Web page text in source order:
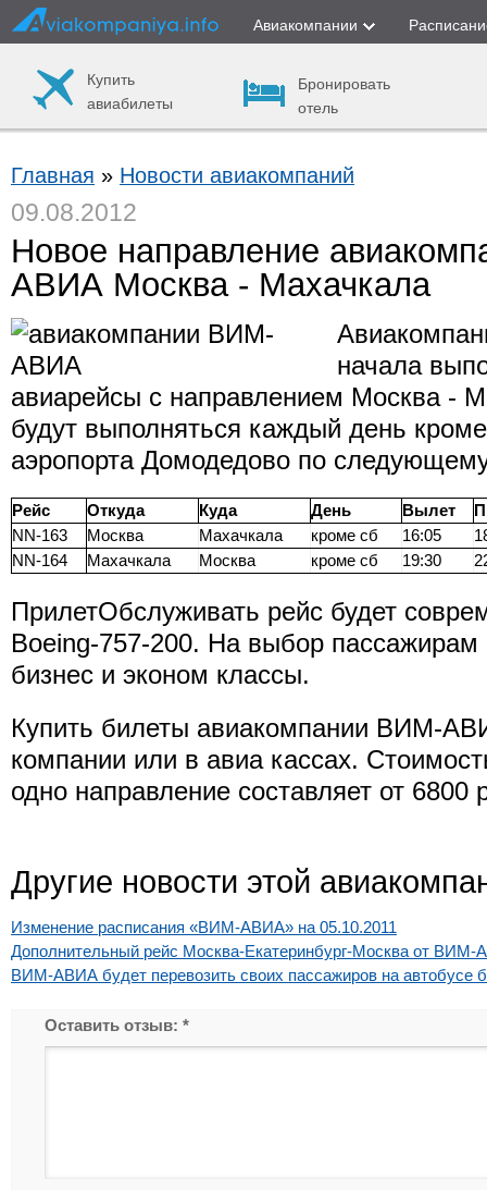
Авиакомпании
Купить
авиабилеты
Бронировать
отель
Главная » Новости авиакомпаний
09.08.2012
Новое направление
АВИА Москва - Махачкала
начала
авиарейсы с направлением Москва -
будут выполняться каждый день
аэропорта Домодедово по
Рейс Откуда Куда День Вылет
NN-163
Москва Махачкала кроме сб 16:05
NN-164
Махачкала Москва кроме сб 19:30
ПрилетОбслуживать рейс будет
Boeing-757-200. На выбор пассажирам
бизнес и эконом классы.
Купить билеты авиакомпании ВИМ-
компании или в авиа кассах.
одно направление составляет от 6800
Другие новости этой
Изменение расписания «ВИМ-АВИА» на 05.10.2011
Дополнительный рейс Москва-Екатеринбург-Москва от
ВИМ-АВИА будет перевозить своих пассажиров на автобусе
Оставить отзыв: *